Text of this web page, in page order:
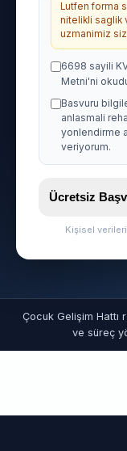
Lutfen forma
nitelikli saglik
uzmanimiz
6698 sayili
Metni'ni
Basvuru
anlasmali
yonlendirme
veriyorum.
Ücretsiz
Kişisel
Çocuk Gelişim Hattı
ve süreç